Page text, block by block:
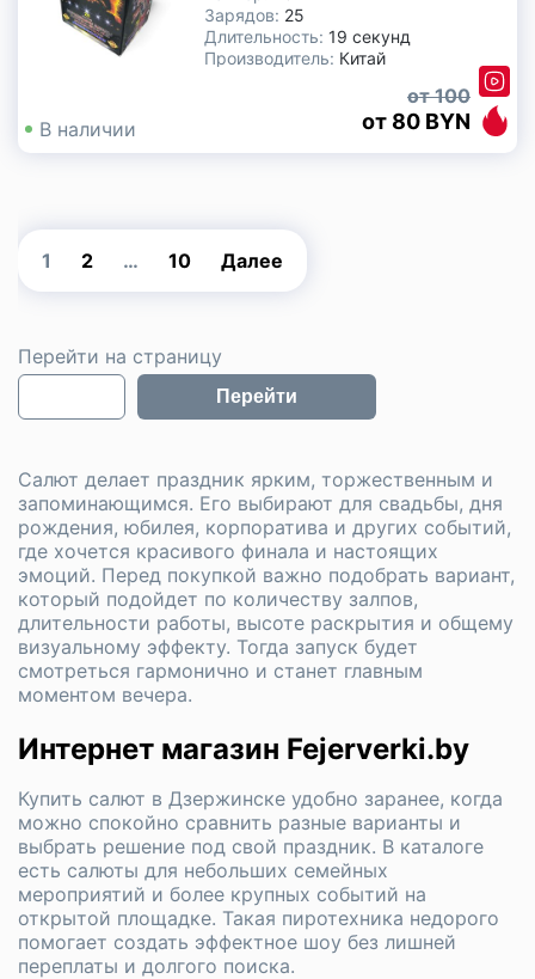
Зарядов: 25
Длительность: 19 секунд
Производитель: Китай
В наличии
100
80 BYN
1 2 … 10 Далее
Перейти на страницу
Перейти
Салют делает праздник ярким, торжественным и
запоминающимся. Его выбирают для свадьбы, дня
рождения, юбилея, корпоратива и других событий,
где хочется красивого финала и настоящих
эмоций. Перед покупкой важно подобрать вариант,
который подойдет по количеству залпов,
длительности работы, высоте раскрытия и общему
визуальному эффекту. Тогда запуск будет
смотреться гармонично и станет главным
моментом вечера.
Интернет магазин Fejerverki.by
Купить салют в Дзержинске удобно заранее, когда
можно спокойно сравнить разные варианты и
выбрать решение под свой праздник. В каталоге
есть салюты для небольших семейных
мероприятий и более крупных событий на
открытой площадке. Такая пиротехника недорого
помогает создать эффектное шоу без лишней
переплаты и долгого поиска.